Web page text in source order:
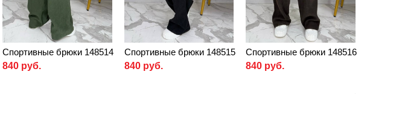
Спортивные брюки 148514
840 руб.
Спортивные брюки 148515
840 руб.
Спортивные брюки 148516
840 руб.